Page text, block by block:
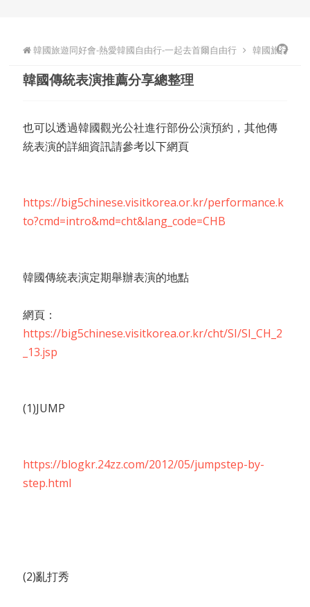
韓國旅遊同好會-熱愛韓國自由行-一起去首爾自由行 韓國旅行
韓國傳統表演推薦分享總整理
也可以透過韓國觀光公社進行部份公演預約，其他傳
統表演的詳細資訊請參考以下網頁
https://big5chinese.visitkorea.or.kr/performance.k
to?cmd=intro&md=cht&lang_code=CHB
韓國傳統表演定期舉辦表演的地點
網頁：
https://big5chinese.visitkorea.or.kr/cht/SI/SI_CH_2
_13.jsp
(1)JUMP
https://blogkr.24zz.com/2012/05/jumpstep-by-
step.html
(2)亂打秀